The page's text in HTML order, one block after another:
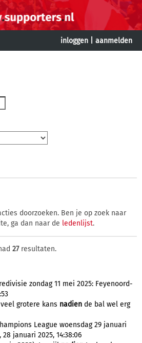
inloggen aanmelden
doorzoeken. Ben je op zoek naar
ga dan naar de ledenlijst.
27resultaten.
zondag 11 mei 2025: Feyenoord-
grotere kans nadien de bal wel erg
League woensdag 29 januari
28 januari 2025, 14:38:06